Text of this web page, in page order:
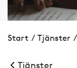
Start / Tjänster /
Tjänster